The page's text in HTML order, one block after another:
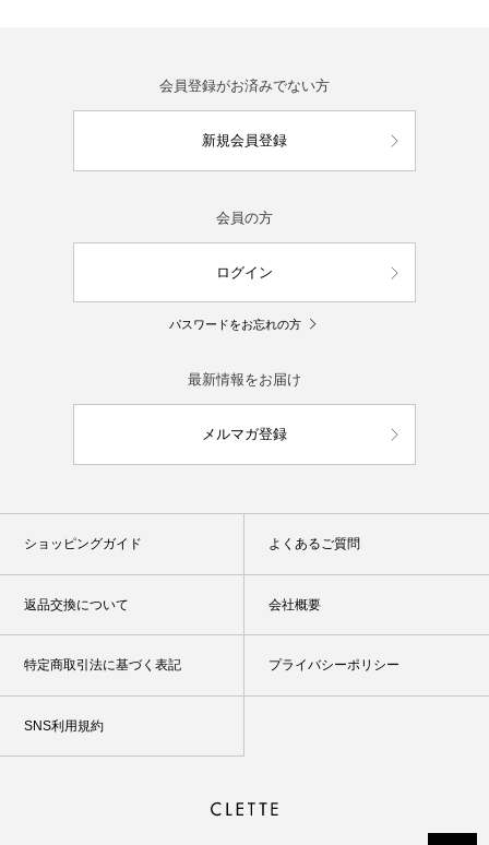
会員登録がお済みでない方
新規会員登録
会員の方
ログイン
パスワードをお忘れの方
最新情報をお届け
メルマガ登録
ショッピングガイド よくあるご質問
返品交換について 会社概要
特定商取引法に基づく表記 プライバシーポリシー
SNS利用規約